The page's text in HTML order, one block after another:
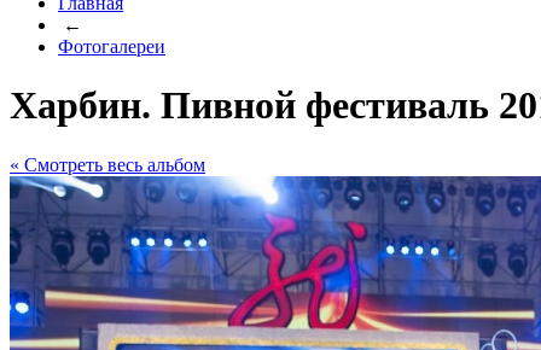
←
Фотогалереи
Харбин. Пивной фестиваль
« Cмотреть весь альбом